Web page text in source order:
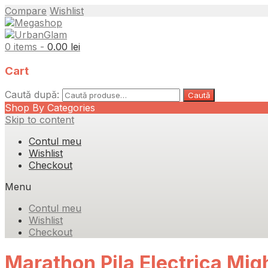
Compare Wishlist
0 items - 0.00 lei
Cart
Caută după: Caută
Shop By Categories
Skip to content
Contul meu
Wishlist
Checkout
Menu
Contul meu
Wishlist
Checkout
Marathon Pila Electrica